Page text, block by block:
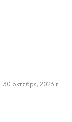
30 октября, 2023 г.